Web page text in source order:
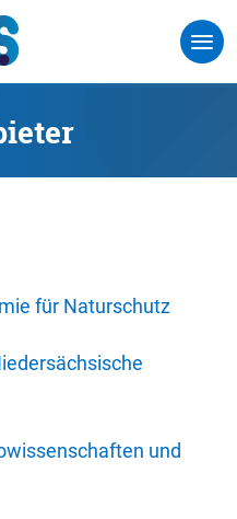
für Naturschutz
und